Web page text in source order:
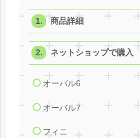
商品詳細
ネットショップで購入
オーバル6
オーバル7
フィニ